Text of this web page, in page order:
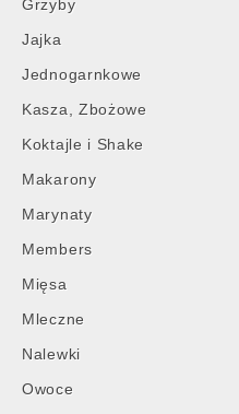
Grzyby
Jajka
Jednogarnkowe
Kasza, Zbożowe
Koktajle i Shake
Makarony
Marynaty
Members
Mięsa
Mleczne
Nalewki
Owoce